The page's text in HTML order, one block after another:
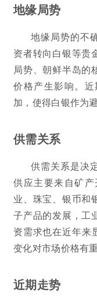
地缘局势
地缘局势的不
资者转向白银等贵
局势、朝鲜半岛的
价格产生影响。
加，使得白银作为
供需关系
供需关系是决
供应主要来自矿
业、珠宝、银币和
子产品的发展，工
资需求也在近年来
变化对市场价格有
近期走势